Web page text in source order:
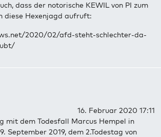
dass der notorische KEWIL von PI zum
diese Hexenjagd aufruft:
2020/02/afd-steht-schlechter-da-
16. Februar 2020 17:11
mit dem Todesfall Marcus Hempel in
September 2019, dem 2.Todestag von